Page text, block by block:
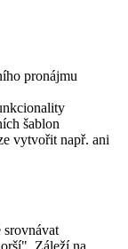
pronájmu
šablon
vytvořit např. ani
srovnávat